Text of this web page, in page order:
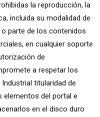
la reproducción, la
incluida su modalidad de
parte de los contenidos
en cualquier soporte
de
a respetar los
titularidad de
elementos del portal e
en el disco duro